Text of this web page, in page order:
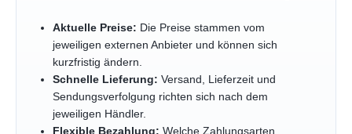
Aktuelle Preise: Die Preise stammen vom
jeweiligen externen Anbieter und können sich
kurzfristig ändern.
Schnelle Lieferung: Versand, Lieferzeit und
Sendungsverfolgung richten sich nach dem
jeweiligen Händler.
Flexible Bezahlung: Welche Zahlungsarten